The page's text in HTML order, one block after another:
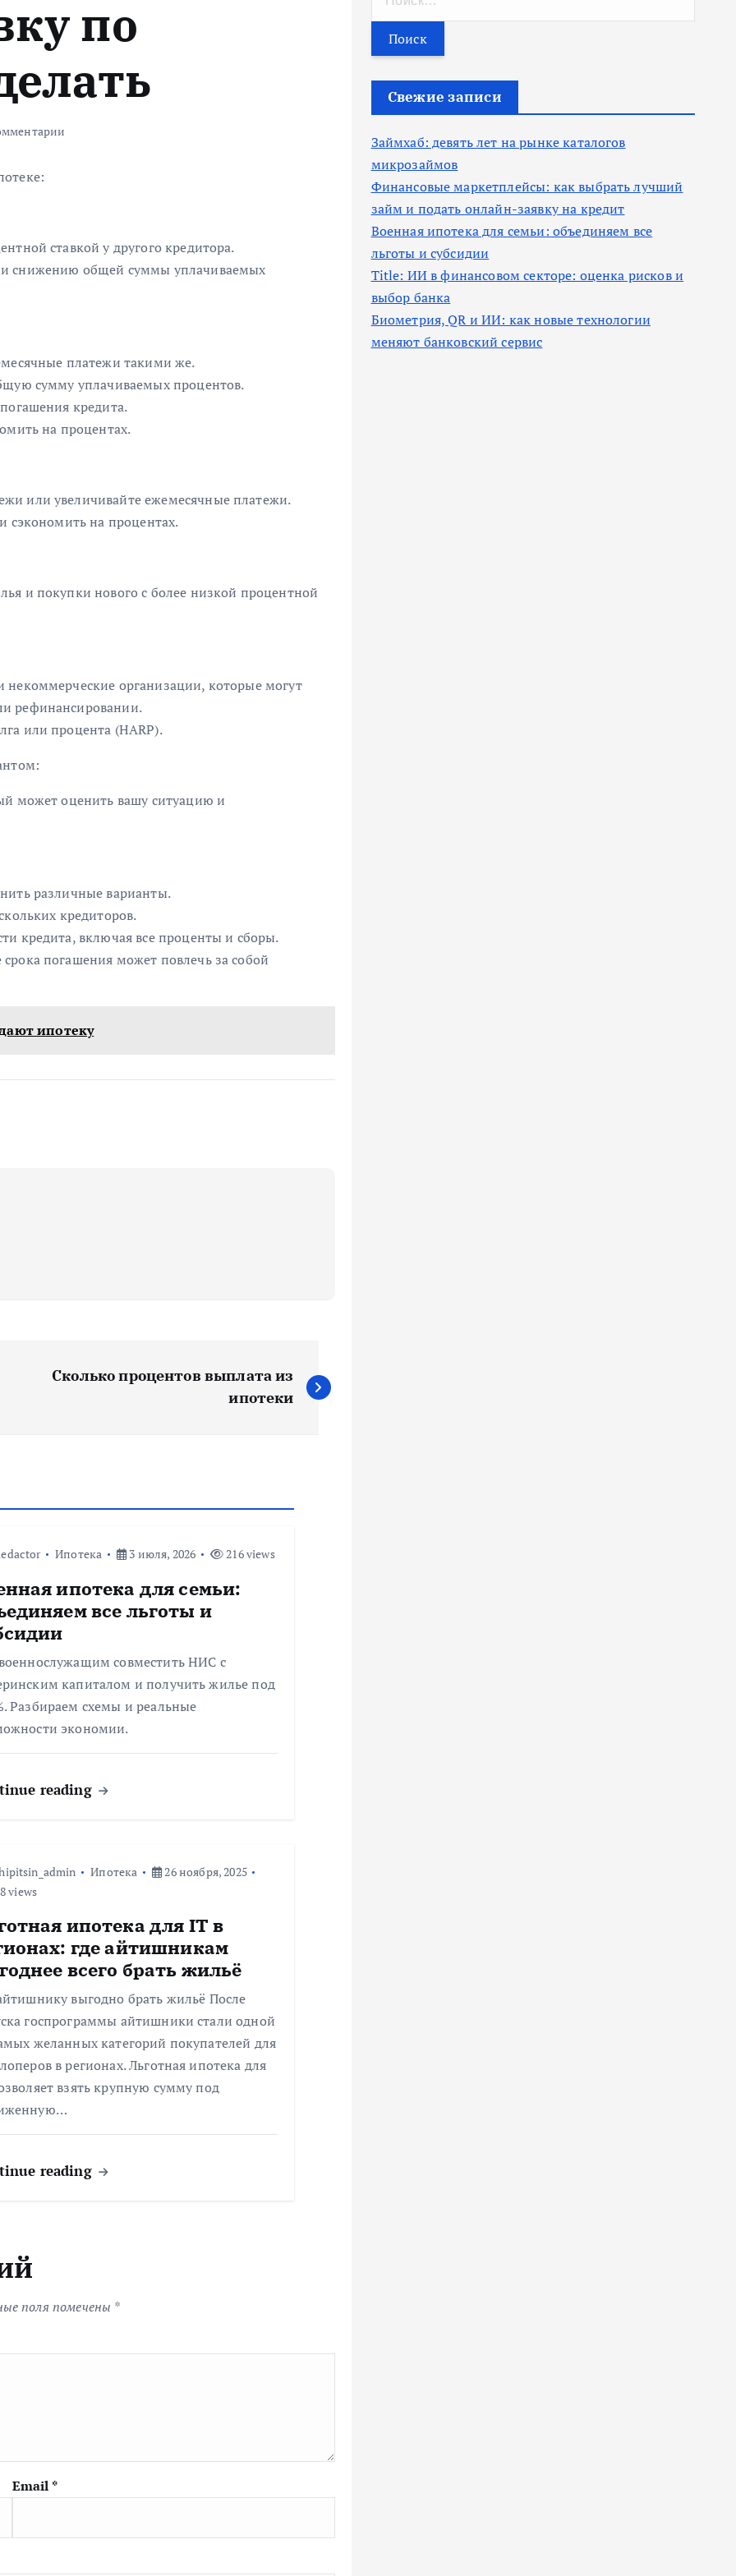
по
ставкой у другого кредитора.
снижению общей суммы уплачиваемых
платежи такими же.
сумму уплачиваемых процентов.
кредита.
на процентах.
или увеличивайте ежемесячные платежи.
сэкономить на процентах.
и покупки нового с более низкой процентной
организации, которые могут
рефинансировании.
или процента (HARP).
может оценить вашу ситуацию и
различные варианты.
кредиторов.
кредита, включая все проценты и сборы.
погашения может повлечь за собой
ипотеку
Сколько процентов выплата из
ипотеки
Ипотека 3 июля, 2026 216 views
ипотека для семьи:
все льготы и
совместить НИС с
капиталом и получить жилье под
Разбираем схемы и реальные
экономии.
reading
Ипотека
26 ноября, 2025
views
ипотека для IT в
где айтишникам
всего брать жильё
выгодно брать жильё После
госпрограммы айтишники стали одной
желанных категорий покупателей для
в регионах. Льготная ипотека для
взять крупную сумму под
reading
поля помечены *
Email *
т
и
Свежие записи
Займхаб: девять лет на рынке каталогов
микрозаймов
Финансовые маркетплейсы: как выбрать лучший
займ и подать онлайн-заявку на кредит
Военная ипотека для семьи: объединяем все
льготы и субсидии
Title: ИИ в финансовом секторе: оценка рисков и
выбор банка
Биометрия, QR и ИИ: как новые технологии
меняют банковский сервис